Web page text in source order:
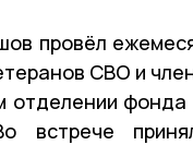
провёл
СВО и
отделении фонда
встрече